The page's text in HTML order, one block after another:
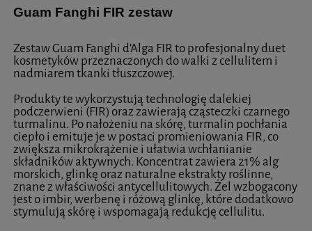
Guam Fanghi FIR zestaw
Zestaw Guam Fanghi d'Alga FIR to profesjonalny duet
kosmetyków przeznaczonych do walki z cellulitem i
nadmiarem tkanki tłuszczowej.
Produkty te wykorzystują technologię dalekiej
podczerwieni (FIR) oraz zawierają cząsteczki czarnego
turmalinu. Po nałożeniu na skórę, turmalin pochłania
ciepło i emituje je w postaci promieniowania FIR, co
zwiększa mikrokrążenie i ułatwia wchłanianie
składników aktywnych. Koncentrat zawiera 21% alg
morskich, glinkę oraz naturalne ekstrakty roślinne,
znane z właściwości antycellulitowych. Żel wzbogacony
jest o imbir, werbenę i różową glinkę, które dodatkowo
stymulują skórę i wspomagają redukcję cellulitu.